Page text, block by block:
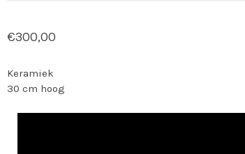
€300,00
Keramiek
30 cm hoog